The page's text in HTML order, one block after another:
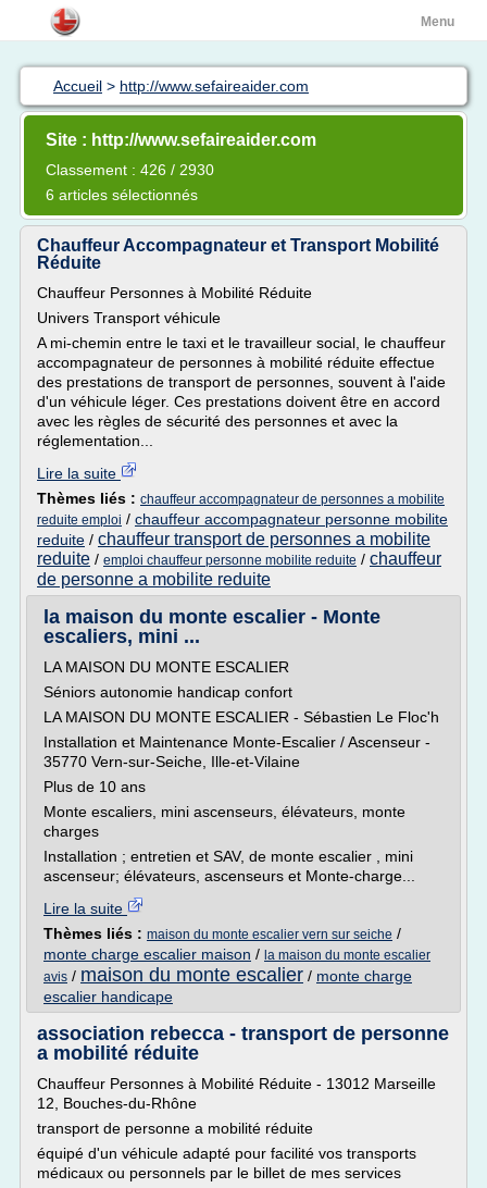
Menu
Accueil > http://www.sefaireaider.com
Site : http://www.sefaireaider.com
Classement : 426 / 2930
6 articles sélectionnés
Chauffeur Accompagnateur et Transport Mobilité
Réduite
Chauffeur Personnes à Mobilité Réduite
Univers Transport véhicule
A mi-chemin entre le taxi et le travailleur social, le chauffeur
accompagnateur de personnes à mobilité réduite effectue
des prestations de transport de personnes, souvent à l'aide
d'un véhicule léger. Ces prestations doivent être en accord
avec les règles de sécurité des personnes et avec la
réglementation...
Lire la suite
Thèmes liés : chauffeur accompagnateur de personnes a mobilite
reduite emploi / chauffeur accompagnateur personne mobilite
reduite / chauffeur transport de personnes a mobilite
reduite / emploi chauffeur personne mobilite reduite / chauffeur
de personne a mobilite reduite
la maison du monte escalier - Monte
escaliers, mini ...
LA MAISON DU MONTE ESCALIER
Séniors autonomie handicap confort
LA MAISON DU MONTE ESCALIER - Sébastien Le Floc'h
Installation et Maintenance Monte-Escalier / Ascenseur -
35770 Vern-sur-Seiche, Ille-et-Vilaine
Plus de 10 ans
Monte escaliers, mini ascenseurs, élévateurs, monte
charges
Installation ; entretien et SAV, de monte escalier , mini
ascenseur; élévateurs, ascenseurs et Monte-charge...
Lire la suite
Thèmes liés : maison du monte escalier vern sur seiche /
monte charge escalier maison / la maison du monte escalier
avis / maison du monte escalier / monte charge
escalier handicape
association rebecca - transport de personne
a mobilité réduite
Chauffeur Personnes à Mobilité Réduite - 13012 Marseille
12, Bouches-du-Rhône
transport de personne a mobilité réduite
équipé d'un véhicule adapté pour facilité vos transports
médicaux ou personnels par le billet de mes services